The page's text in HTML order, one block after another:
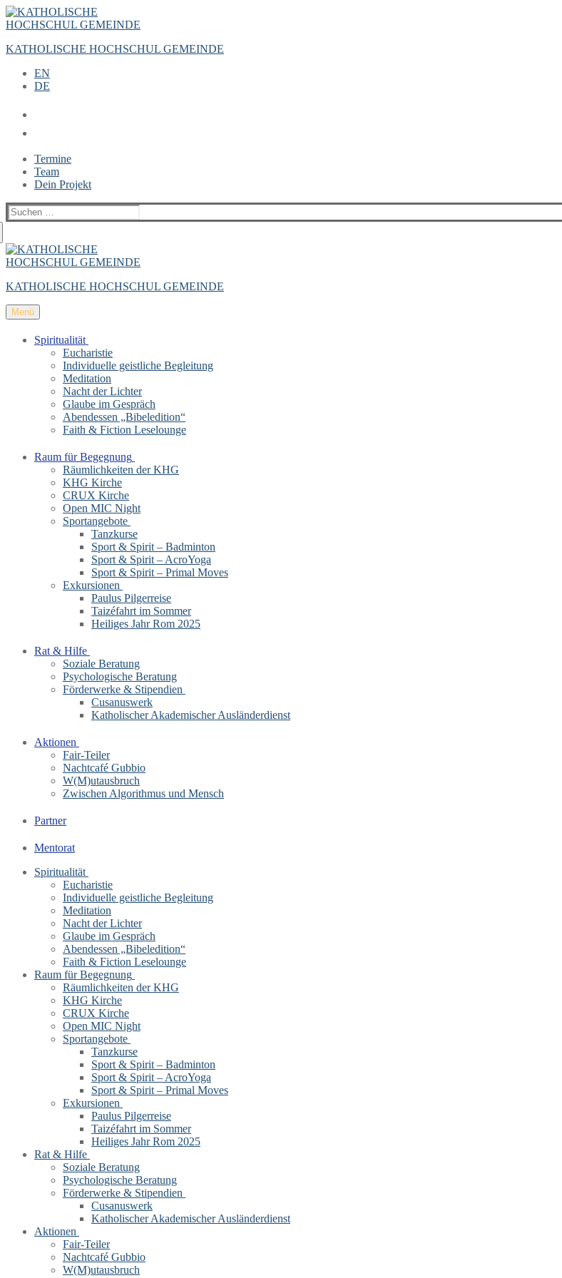
Zum
Inhalt
Menü
Schließen
KATHOLISCHE HOCHSCHUL GEMEINDE
EN
DE
Termine
Team
Dein Projekt
Suchen
nach:
KATHOLISCHE HOCHSCHUL GEMEINDE
Menü
Spiritualität
Eucharistie
Individuelle geistliche Begleitung
Meditation
Nacht der Lichter
Glaube im Gespräch
Abendessen „Bibeledition“
Faith & Fiction Leselounge
Raum für Begegnung
Räumlichkeiten der KHG
KHG Kirche
CRUX Kirche
Open MIC Night
Sportangebote
Tanzkurse
Sport & Spirit – Badminton
Sport & Spirit – AcroYoga
Sport & Spirit – Primal Moves
Exkursionen
Paulus Pilgerreise
Taizéfahrt im Sommer
Heiliges Jahr Rom 2025
Rat & Hilfe
Soziale Beratung
Psychologische Beratung
Förderwerke & Stipendien
Cusanuswerk
Katholischer Akademischer Ausländerdienst
Aktionen
Fair-Teiler
Nachtcafé Gubbio
W(M)utausbruch
Zwischen Algorithmus und Mensch
Partner
Mentorat
Spiritualität
Eucharistie
Individuelle geistliche Begleitung
Meditation
Nacht der Lichter
Glaube im Gespräch
Abendessen „Bibeledition“
Faith & Fiction Leselounge
Raum für Begegnung
Räumlichkeiten der KHG
KHG Kirche
CRUX Kirche
Open MIC Night
Sportangebote
Tanzkurse
Sport & Spirit – Badminton
Sport & Spirit – AcroYoga
Sport & Spirit – Primal Moves
Exkursionen
Paulus Pilgerreise
Taizéfahrt im Sommer
Heiliges Jahr Rom 2025
Rat & Hilfe
Soziale Beratung
Psychologische Beratung
Förderwerke & Stipendien
Cusanuswerk
Katholischer Akademischer Ausländerdienst
Aktionen
Fair-Teiler
Nachtcafé Gubbio
W(M)utausbruch